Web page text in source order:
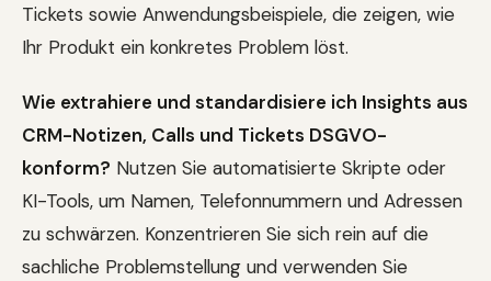
Tickets sowie Anwendungsbeispiele, die zeigen, wie
Ihr Produkt ein konkretes Problem löst.
Wie extrahiere und standardisiere ich Insights aus
CRM-Notizen, Calls und Tickets DSGVO-
konform? Nutzen Sie automatisierte Skripte oder
KI-Tools, um Namen, Telefonnummern und Adressen
zu schwärzen. Konzentrieren Sie sich rein auf die
sachliche Problemstellung und verwenden Sie